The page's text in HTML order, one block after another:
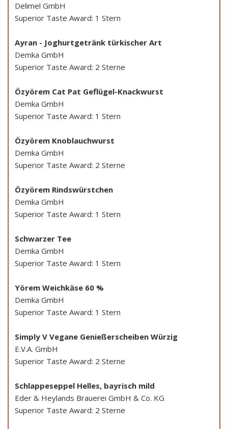
Delimel GmbH
Superior Taste Award: 1 Stern
Ayran - Joghurtgetränk türkischer Art
Demka GmbH
Superior Taste Award: 2 Sterne
Özyörem Cat Pat Geflügel-Knackwurst
Demka GmbH
Superior Taste Award: 1 Stern
Özyörem Knoblauchwurst
Demka GmbH
Superior Taste Award: 2 Sterne
Özyörem Rindswürstchen
Demka GmbH
Superior Taste Award: 1 Stern
Schwarzer Tee
Demka GmbH
Superior Taste Award: 1 Stern
Yörem Weichkäse 60 %
Demka GmbH
Superior Taste Award: 1 Stern
Simply V Vegane Genießerscheiben Würzig
E.V.A. GmbH
Superior Taste Award: 2 Sterne
Schlappeseppel Helles, bayrisch mild
Eder & Heylands Brauerei GmbH & Co. KG
Superior Taste Award: 2 Sterne